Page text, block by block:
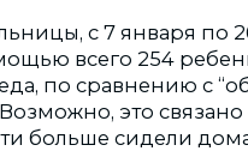
с 7 января по
всего 254
по сравнению с
это связано
больше сидели